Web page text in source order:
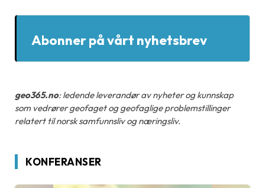
Abonner på vårt nyhetsbrev
geo365.no: ledende leverandør av nyheter og kunnskap
som vedrører geofaget og geofaglige problemstillinger
relatert til norsk samfunnsliv og næringsliv.
KONFERANSER